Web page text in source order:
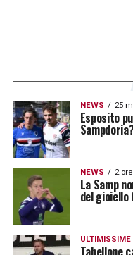
NEWS 25
Esposito
NEWS 2
La Samp
del
ULTIMISSIME
Tabellone